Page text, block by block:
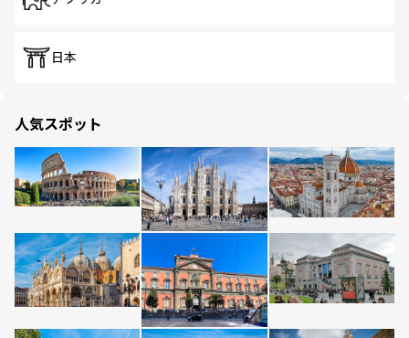
日本
人気スポット